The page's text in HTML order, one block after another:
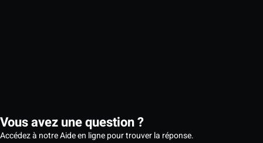
Vous avez une question ?
Accédez à notre Aide en ligne pour trouver la réponse.